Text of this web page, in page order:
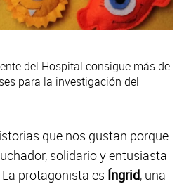
del Hospital consigue más de
para la investigación del
que nos gustan porque
solidario y entusiasta
protagonista es Íngrid, una